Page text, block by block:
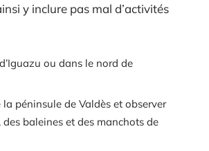
y inclure pas mal d’activités
ou dans le nord de
la péninsule de Valdès et observer
des baleines et des manchots de